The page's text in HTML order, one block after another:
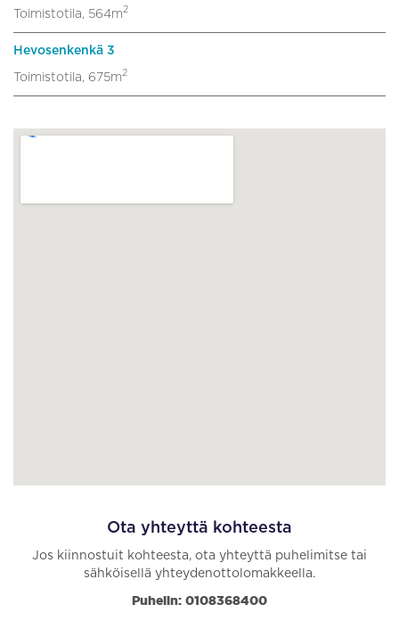
Toimistotila, 564m2
Hevosenkenkä 3
Toimistotila, 675m2
Ota yhteyttä kohteesta
Jos kiinnostuit kohteesta, ota yhteyttä puhelimitse tai
sähköisellä yhteydenottolomakkeella.
Puhelin: 0108368400